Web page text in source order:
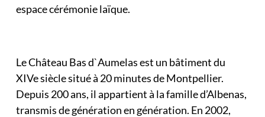
espace cérémonie laïque.
Le Château Bas d`Aumelas est un bâtiment du
XIVe siècle situé à 20 minutes de Montpellier.
Depuis 200 ans, il appartient à la famille d’Albenas,
transmis de génération en génération. En 2002,